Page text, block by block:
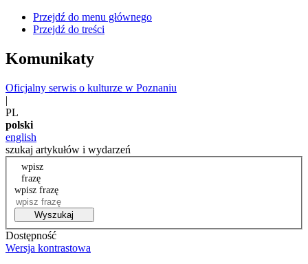
Przejdź do menu głównego
Przejdź do treści
Komunikaty
Oficjalny serwis o kulturze w Poznaniu
|
PL
polski
english
szukaj artykułów i wydarzeń
wpisz
frazę
wpisz frazę
Wyszukaj
Dostępność
Wersja kontrastowa